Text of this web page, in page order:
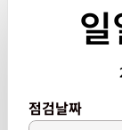
점검날짜